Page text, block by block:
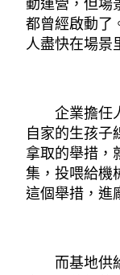
動運營，但場
都曾經啟動了
人盡快在場景
企業擔任
自家的生孩子
拿取的舉措，
集，投喂給機
這個舉措，進
而基地供